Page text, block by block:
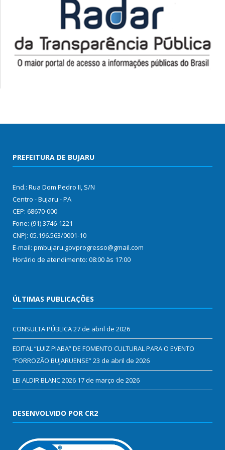
PREFEITURA DE BUJARU
End.: Rua Dom Pedro II, S/N
Centro - Bujaru - PA
CEP: 68670-000
Fone: (91) 3746-1221
CNPJ: 05.196.563/0001-10
E-mail: pmbujaru.govprogresso@gmail.com
Horário de atendimento: 08:00 às 17:00
ÚLTIMAS PUBLICAÇÕES
CONSULTA PÚBLICA27 de abril de 2026
EDITAL “LUIZ PIABA” DE FOMENTO CULTURAL PARA O EVENTO
“FORROZÃO BUJARUENSE”23 de abril de 2026
LEI ALDIR BLANC 2026 17 de março de 2026
DESENVOLVIDO POR CR2